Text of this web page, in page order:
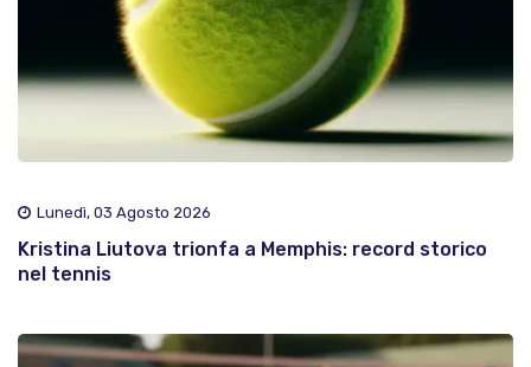
Lunedì, 03 Agosto 2026
Kristina Liutova trionfa a Memphis: record storico
nel tennis